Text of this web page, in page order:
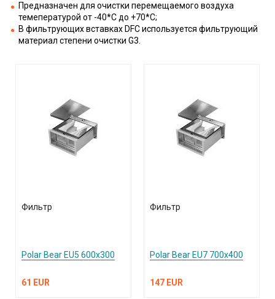
Предназначен для очистки перемещаемого воздуха
темепературой от -40*С до +70*С;
В фильтрующих вставках DFC используется фильтрующий
материал степени очистки G3.
Фильтр
Polar Bear EU5 600x300
61 EUR
Фильтр
Polar Bear EU7 700x400
147 EUR